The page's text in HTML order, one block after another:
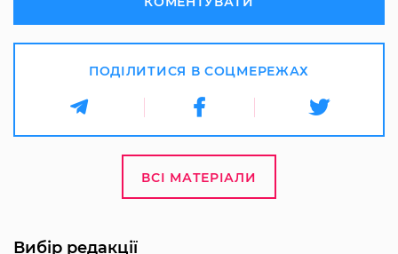
ПОДІЛИТИСЯ В СОЦМЕРЕЖАХ
ВСІ МАТЕРІАЛИ
Вибір редакції